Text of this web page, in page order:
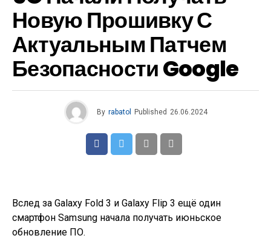
Новую Прошивку С
Актуальным Патчем
Безопасности Google
By rabatol Published 26.06.2024
Вслед за Galaxy Fold 3 и Galaxy Flip 3 ещё один
смартфон Samsung начала получать июньское
обновление ПО.